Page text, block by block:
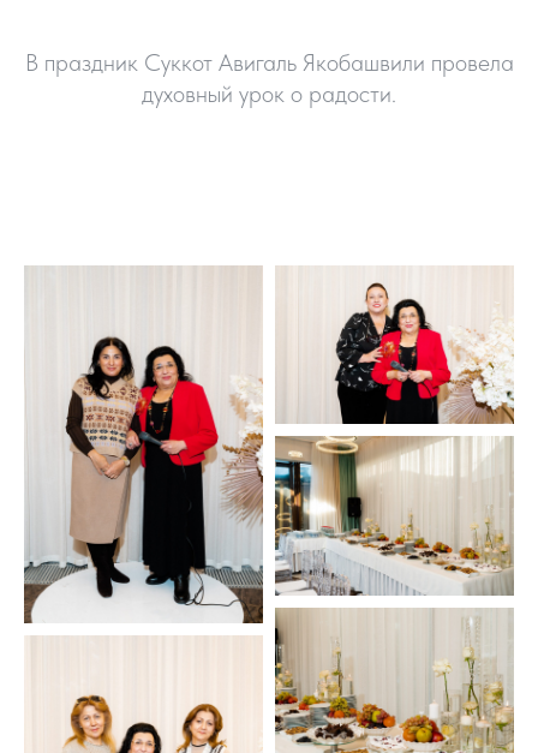
В праздник Суккот Авигаль Якобашвили провела
духовный урок о радости.